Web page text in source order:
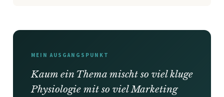
MEIN AUSGANGSPUNKT
Kaum ein Thema mischt so viel kluge
Physiologie mit so viel Marketing